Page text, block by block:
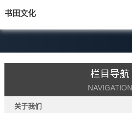
书田文化
栏目导航
NAVIGATION
关于我们